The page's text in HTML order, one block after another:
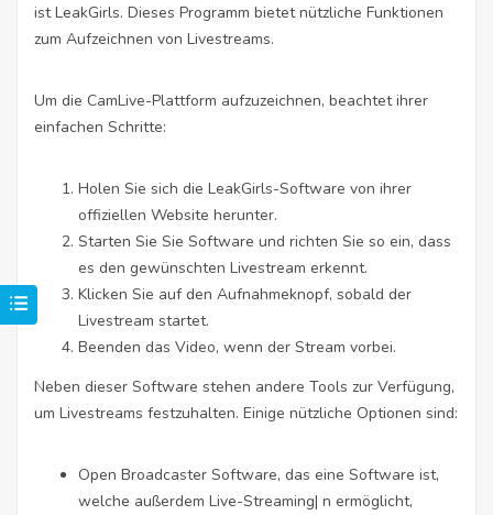
ist LeakGirls. Dieses Programm bietet nützliche Funktionen
zum Aufzeichnen von Livestreams.
Um die CamLive-Plattform aufzuzeichnen, beachtet ihrer
einfachen Schritte:
Holen Sie sich die LeakGirls-Software von ihrer
offiziellen Website herunter.
Starten Sie Sie Software und richten Sie so ein, dass
es den gewünschten Livestream erkennt.
Klicken Sie auf den Aufnahmeknopf, sobald der
Livestream startet.
Beenden das Video, wenn der Stream vorbei.
Neben dieser Software stehen andere Tools zur Verfügung,
um Livestreams festzuhalten. Einige nützliche Optionen sind:
Open Broadcaster Software, das eine Software ist,
welche außerdem Live-Streaming| n ermöglicht,